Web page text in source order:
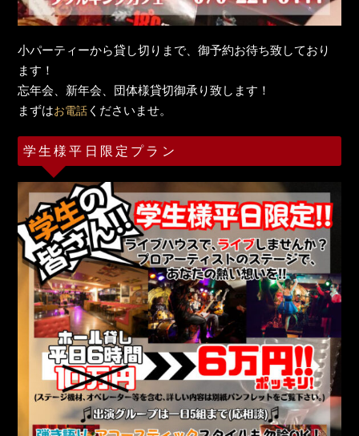
小パーティーから貸し切りまで、御予約お待ち致しており
ます！
忘年会、新年会、団体様貸切御承り致します！
まずはお電話 くださいませ。
学生様平日限定プラン